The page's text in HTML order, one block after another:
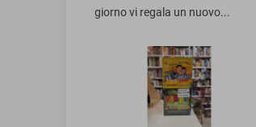
giorno vi regala un nuovo...